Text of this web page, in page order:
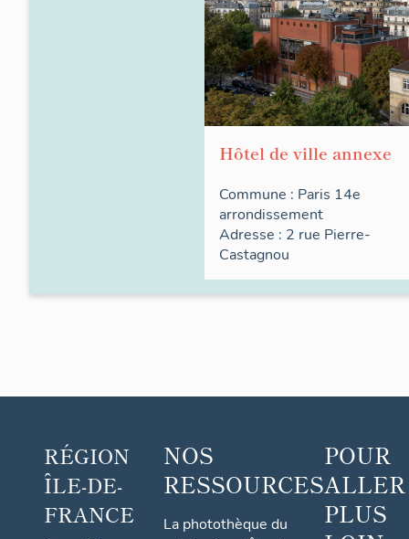
Hôtel de ville annexe
Commune : Paris 14e
arrondissement
Adresse : 2 rue Pierre-
Castagnou
RÉGION
ÎLE-DE-
FRANCE
NOS
RESSOURCES
La photothèque du
POUR
ALLER
PLUS